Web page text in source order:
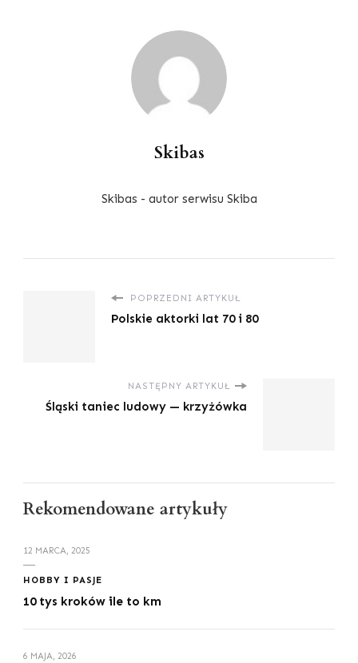
Skibas
Skibas - autor serwisu Skiba
POPRZEDNI ARTYKUŁ
Polskie aktorki lat 70 i 80
NASTĘPNY ARTYKUŁ
Śląski taniec ludowy — krzyżówka
Rekomendowane artykuły
12 MARCA, 2025
HOBBY I PASJE
10 tys kroków ile to km
6 MAJA, 2026